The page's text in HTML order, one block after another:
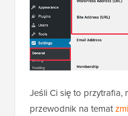
Jeśli Ci się to przytrafia,
przewodnik na temat